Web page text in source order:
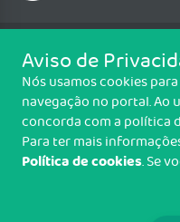
Telefone: 69 99912-5448
Email:
Avenida dos Imigrantes, 3414,
850
Copyright CREMERO. Todos
Aviso de
Nós usamos cookies
navegação no portal. Ao
concorda com a política
Para ter mais
Política de cookies. Se